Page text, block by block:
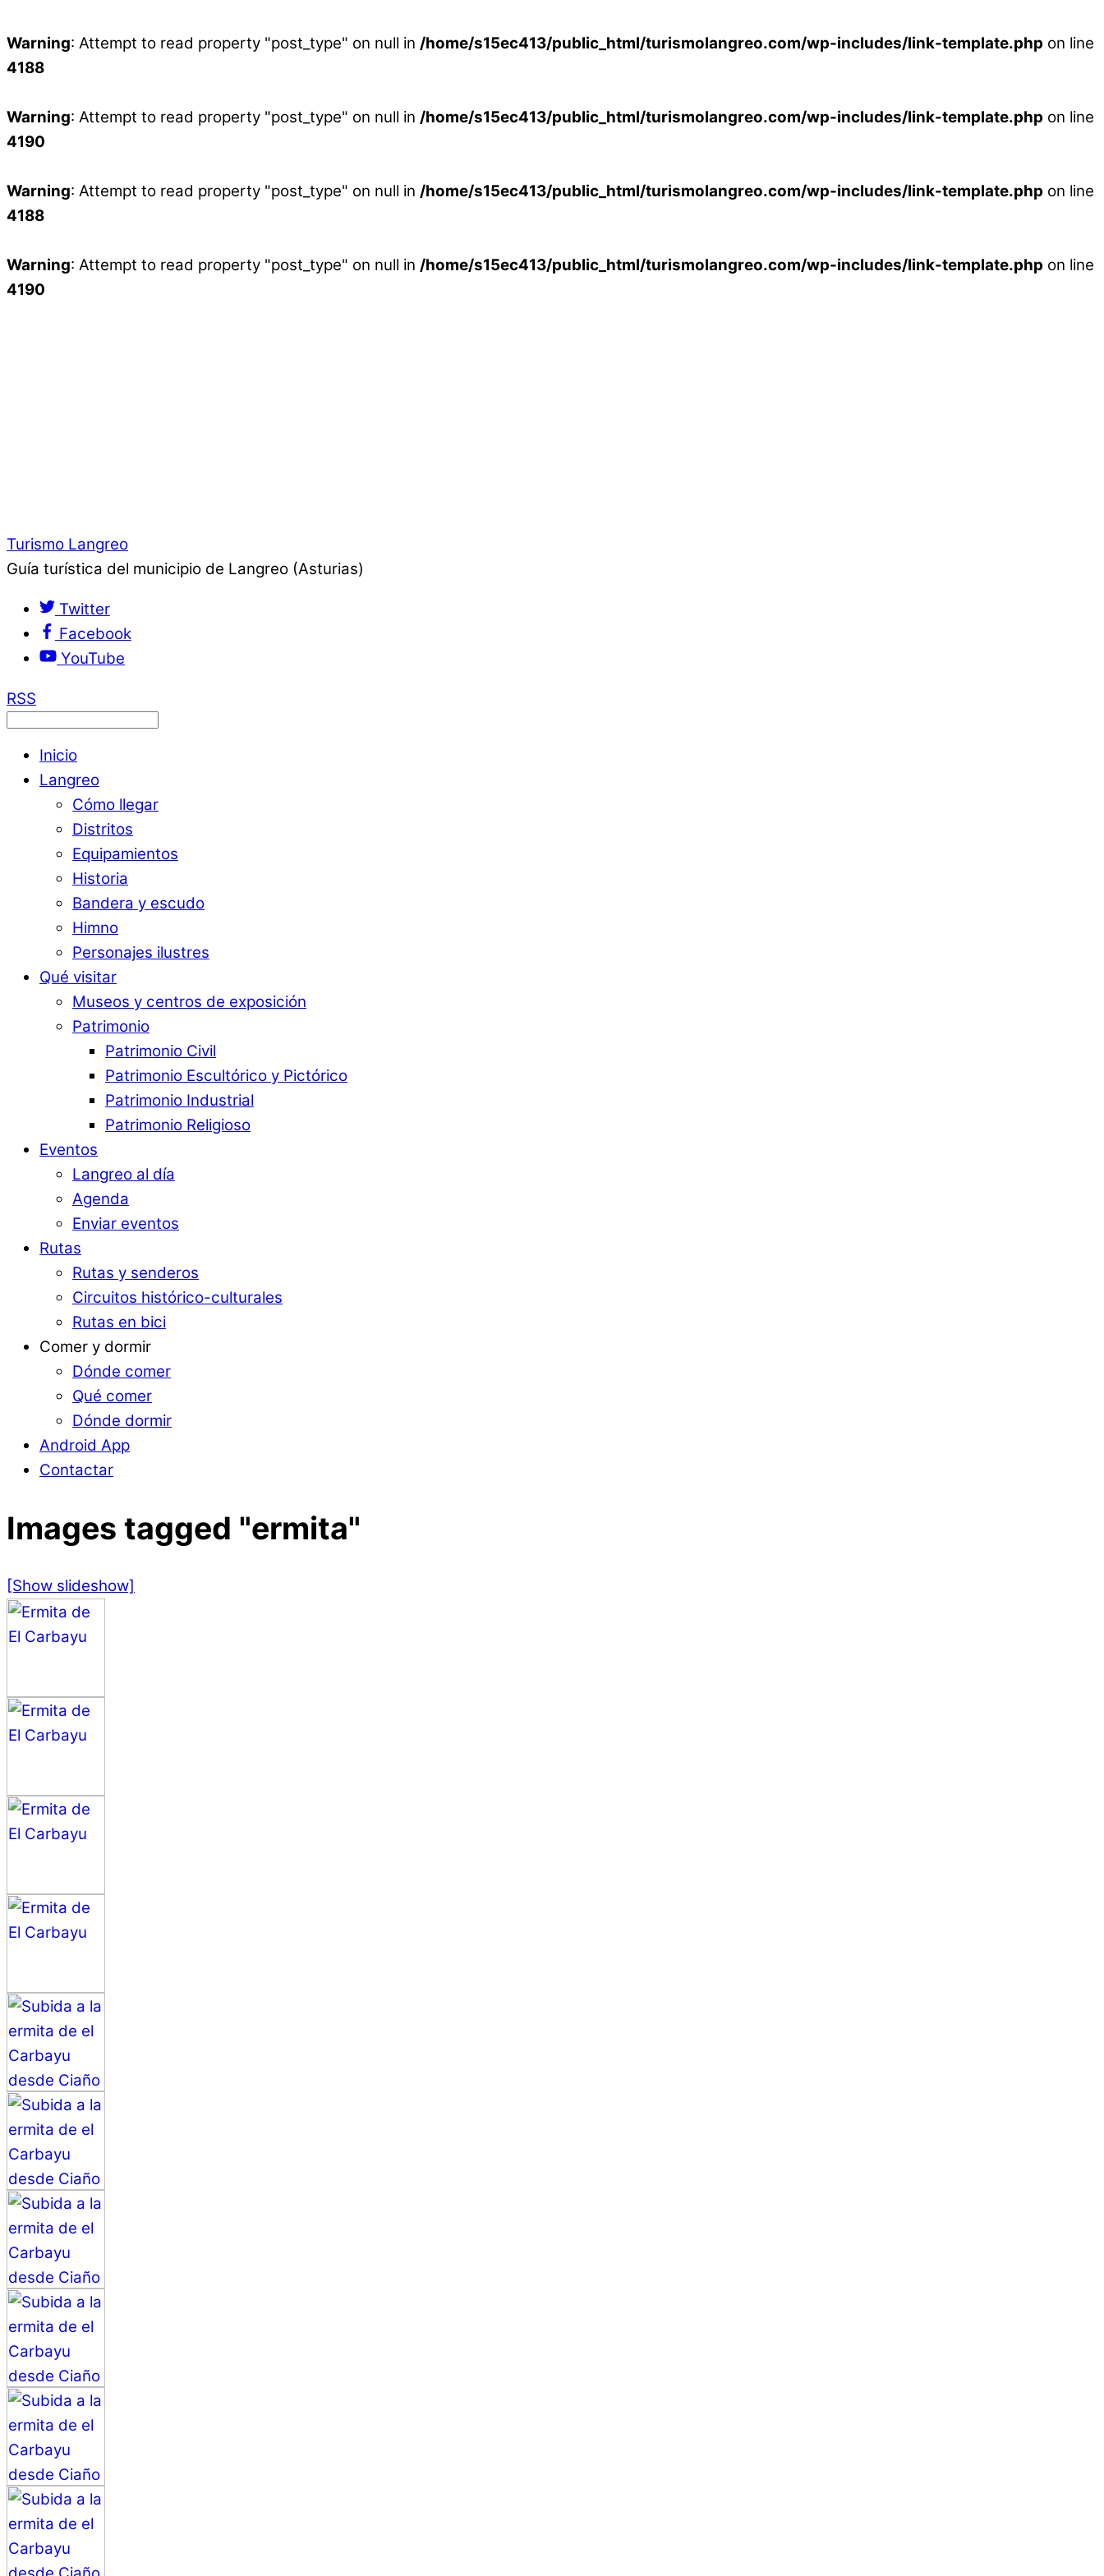
Warning: Attempt to read property "post_type" on null in /home/s15ec413/public_html/turismolangreo.com/wp-includes/link-template.php on line
4188
Warning: Attempt to read property "post_type" on null in /home/s15ec413/public_html/turismolangreo.com/wp-includes/link-template.php on line
4190
Warning: Attempt to read property "post_type" on null in /home/s15ec413/public_html/turismolangreo.com/wp-includes/link-template.php on line
4188
Warning: Attempt to read property "post_type" on null in /home/s15ec413/public_html/turismolangreo.com/wp-includes/link-template.php on line
4190
Turismo Langreo
Guía turística del municipio de Langreo (Asturias)
Twitter
Facebook
YouTube
RSS
Inicio
Langreo
Cómo llegar
Distritos
Equipamientos
Historia
Bandera y escudo
Himno
Personajes ilustres
Qué visitar
Museos y centros de exposición
Patrimonio
Patrimonio Civil
Patrimonio Escultórico y Pictórico
Patrimonio Industrial
Patrimonio Religioso
Eventos
Langreo al día
Agenda
Enviar eventos
Rutas
Rutas y senderos
Circuitos histórico-culturales
Rutas en bici
Comer y dormir
Dónde comer
Qué comer
Dónde dormir
Android App
Contactar
Images tagged "ermita"
[Show slideshow]